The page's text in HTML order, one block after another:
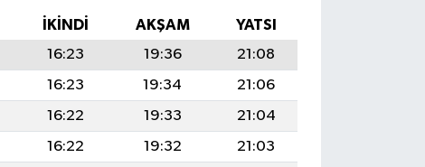
İKINDI AKŞAM
YATSI
16:23 19:36
21:08
16:23 19:34
21:06
16:22 19:33
21:04
16:22 19:32
21:03